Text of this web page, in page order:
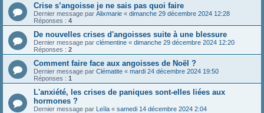
Crise s’angoisse je ne sais pas quoi faire
Dernier message par Alixmarie « dimanche 29 décembre 2024 12:28
Réponses : 4
De nouvelles crises d'angoisses suite à une blessure
Dernier message par clémentine « dimanche 29 décembre 2024 12:20
Réponses : 2
Comment faire face aux angoisses de Noël ?
Dernier message par Clématite « mardi 24 décembre 2024 19:50
Réponses : 1
L'anxiété, les crises de paniques sont-elles liées aux
hormones ?
Dernier message par Leïla « samedi 14 décembre 2024 2:04